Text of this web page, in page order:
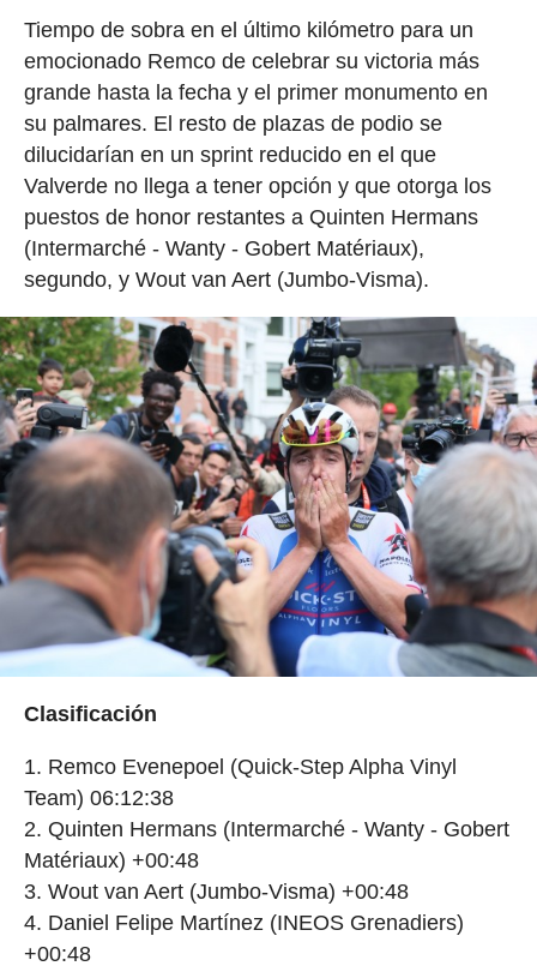
Tiempo de sobra en el último kilómetro para un
emocionado Remco de celebrar su victoria más
grande hasta la fecha y el primer monumento en
su palmares. El resto de plazas de podio se
dilucidarían en un sprint reducido en el que
Valverde no llega a tener opción y que otorga los
puestos de honor restantes a Quinten Hermans
(Intermarché - Wanty - Gobert Matériaux),
segundo, y Wout van Aert (Jumbo-Visma).
Clasificación
Remco Evenepoel (Quick-Step Alpha Vinyl
Team) 06:12:38
Quinten Hermans (Intermarché - Wanty - Gobert
Matériaux) +00:48
Wout van Aert (Jumbo-Visma) +00:48
Daniel Felipe Martínez (INEOS Grenadiers)
+00:48